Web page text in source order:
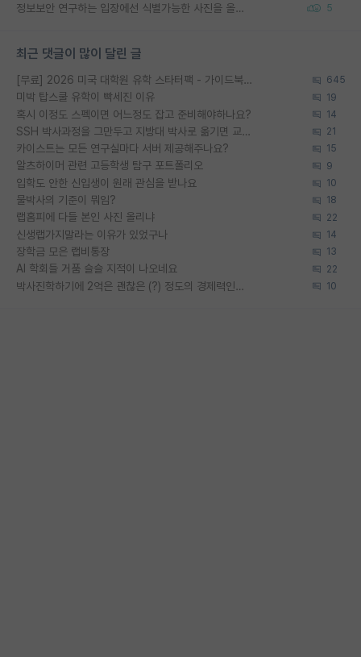
정보보안 연구하는 입장에선 식별가능한 사진을 올리는건 비추이긴함 5
최근 댓글이 많이 달린 글
[무료] 2026 미국 대학원 유학 스타터팩 - 가이드북 & 합격자 컨택메일 템플릿 645
미박 탑스쿨 유학이 빡세진 이유 19
혹시 이정도 스펙이면 어느정도 잡고 준비해야하나요? 14
SSH 박사과정을 그만두고 지방대 박사로 옮기면 교수의 꿈은 끝일까요? 21
카이스트는 모든 연구실마다 서버 제공해주나요? 15
알츠하이머 관련 고등학생 탐구 포트폴리오 9
입학도 안한 신입생이 원래 관심을 받나요 10
물박사의 기준이 뭐임? 18
랩홈피에 다들 본인 사진 올리냐 22
신생랩가지말라는 이유가 있었구나 14
장학금 모은 랩비통장 13
AI 학회들 거품 슬슬 지적이 나오네요 22
박사진학하기에 2억은 괜찮은 (?) 정도의 경제력인가요 10